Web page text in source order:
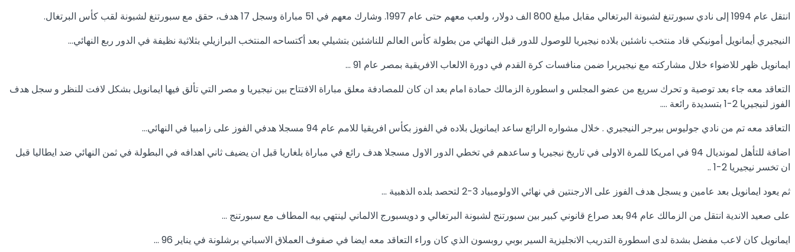
انتقل عام 1994 إلى نادي سبورتنغ لشبونة البرتغالي مقابل مبلغ 800 الف دولار، ولعب معهم حتى عام 1997. وشارك معهم في 51 مباراة وسجل 17 هدف، حقق مع سبورتنغ لشبونة لقب كأس البرتغال.
النيجيري أيمانويل أمونيكي قاد منتخب ناشئين بلاده نيجيريا للوصول للدور قبل النهائي من بطولة كأس العالم للناشئين بتشيلي بعد أكتساحه المنتخب البرازيلي بثلاثية نظيفة في الدور ربع النهائي…
ايمانويل ظهر للاضواء خلال مشاركته مع نيجيريرا ضمن منافسات كرة القدم في دورة الالعاب الافريقية بمصر عام 91 …
التعاقد معه جاء بعد توصية و تحرك سريع من عضو المجلس و اسطورة الزمالك حمادة امام بعد ان كان للمصادفة معلق مباراة الافتتاح بين نيجيريا و مصر التي تألق فيها ايمانويل بشكل لافت للنظر و سجل هدف
الفوز لنيجيريا 2-1 بتسديدة رائعة ….
التعاقد معه تم من نادي جوليوس بيرجر النيجيري . خلال مشواره الرائع ساعد ايمانويل بلاده في الفوز بكأس افريقيا للامم عام 94 مسجلا هدفي الفوز على زامبيا في النهائي…
اضافة للتأهل لمونديال 94 في امريكا للمرة الاولى في تاريخ نيجيريا و ساعدهم في تخطي الدور الاول مسجلا هدف رائع في مباراة بلغاريا قبل ان يضيف ثاني اهدافه في البطولة في ثمن النهائي ضد ايطاليا قبل
ان تخسر نيجيريا 2-1 ..
ثم يعود ايمانويل بعد عامين و يسجل هدف الفوز على الارجنتين في نهائي الاولومبياد 3-2 لتحصد بلده الذهبية …
على صعيد الاندية انتقل من الزمالك عام 94 بعد صراع قانوني كبير بين سبورتنج لشبونة البرتغالي و دويسبورج الالماني لينتهي بيه المطاف مع سبورتنج …
ايمانويل كان لاعب مفضل بشدة لدى اسطورة التدريب الانجليزية السير بوبي روبسون الذي كان وراء التعاقد معه ايضا في صفوف العملاق الاسباني برشلونة في يناير 96 …